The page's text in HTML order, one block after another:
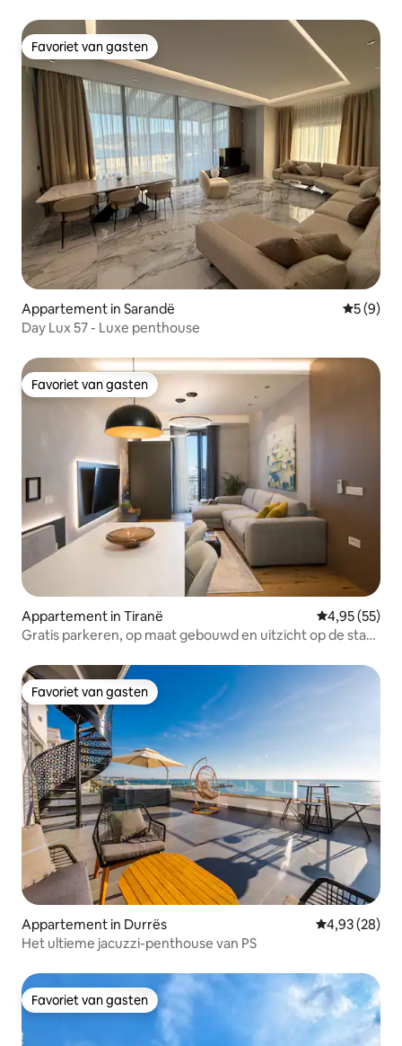
Favoriet van gasten
Favoriet van gasten
Appartement in Sarandë
5 (9)
Day Lux 57 - Luxe penthouse
Favoriet van gasten
Favoriet van gasten
Appartement in Tiranë Gemiddelde
4,95 (55)
Gratis parkeren, op maat gebouwd en uitzicht op de stad
Favoriet van gasten
Favoriet van gasten
Appartement in Durrës Gemiddelde
4,93 (28)
Het ultieme jacuzzi-penthouse van PS
Favoriet van gasten
Favoriet van gasten